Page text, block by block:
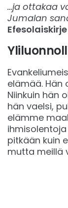
…ja ottakaa
Jumalan
Efesolaiskirje‬
elämää. Hän
Niinkuin hän
hän vaelsi,
elämme
pitkään kuin
mutta meillä